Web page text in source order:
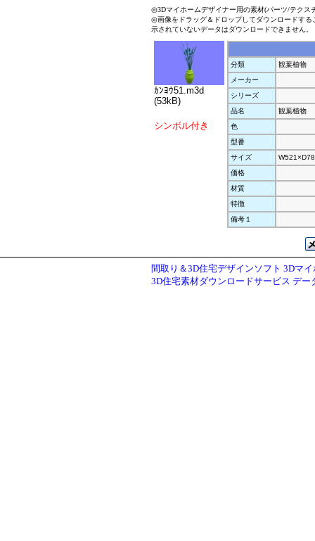
◎3Dマイホームデザイナー用の素材(パーツ/テクス
◎画像をドラッグ＆ドロップしてダウンロードす
示されていないデータはダウンロードできません。
ｶﾝﾖｳ51.m3d
(53kB)
シンボル付き
分類
観葉植物
メーカー
シリーズ
品名
観葉植物
色
型番
サイズ
価格
材質
特徴
備考１
間取り＆3D住宅デザインソフト 3Dマ
3D住宅素材ダウンロードサービス デー